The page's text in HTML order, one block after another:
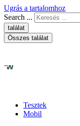
Ugrás a tartalomhoz
Search ...
találat
Összes találat
Tesztek
Mobil